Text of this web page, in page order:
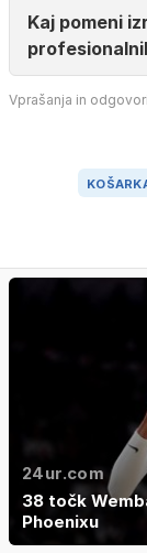
Kaj pomeni
Vprašanja in
24ur.com
38 točk
Phoenixu